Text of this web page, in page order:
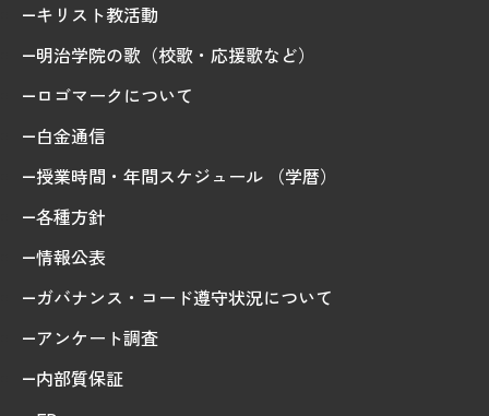
キリスト教活動
明治学院の歌（校歌・応援歌など）
ロゴマークについて
白金通信
授業時間・年間スケジュール （学暦）
各種方針
情報公表
ガバナンス・コード遵守状況について
アンケート調査
内部質保証